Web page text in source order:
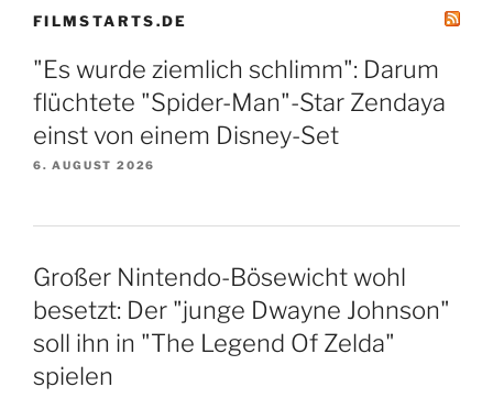
FILMSTARTS.DE
"Es wurde ziemlich schlimm": Darum
flüchtete "Spider-Man"-Star Zendaya
einst von einem Disney-Set
6. AUGUST 2026
Großer Nintendo-Bösewicht wohl
besetzt: Der "junge Dwayne Johnson"
soll ihn in "The Legend Of Zelda"
spielen